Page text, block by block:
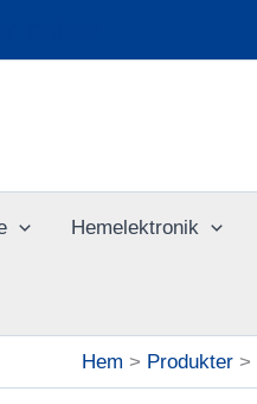
Hemelektronik
Hem Produkter